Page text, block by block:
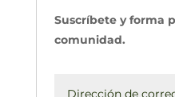
Suscríbete y forma
comunidad.